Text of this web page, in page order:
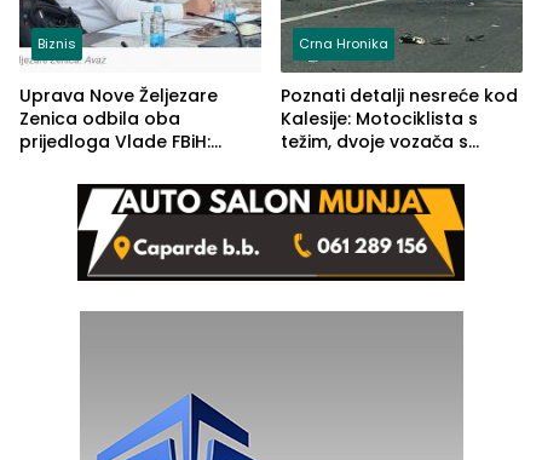
Biznis
Uprava Nove Željezare
Zenica odbila oba
prijedloga Vlade FBiH:
rješenje
Crna Hronika
Poznati detalji nesreće kod
Kalesije: Motociklista s
težim, dvoje vozača s